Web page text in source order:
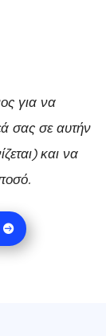
για να
σας σε αυτήν
και να